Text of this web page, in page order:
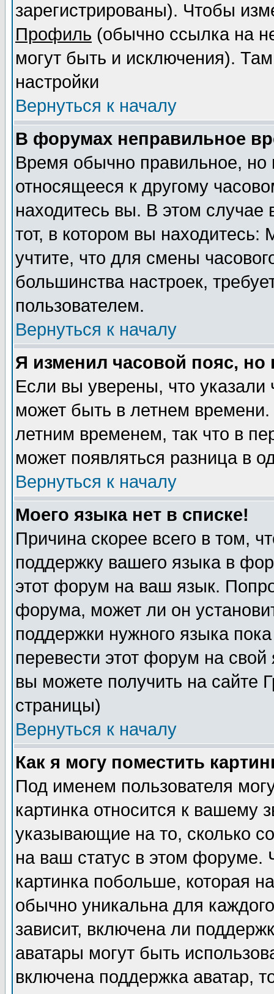
зарегистрированы). Чтобы
Профиль (обычно ссылка на
могут быть и исключения).
настройки
Вернуться к началу
В форумах неправильное
Время обычно правильное,
относящееся к другому
находитесь вы. В этом
тот, в котором вы
учтите, что для смены
большинства настроек,
пользователем.
Вернуться к началу
Я изменил часовой пояс,
Если вы уверены, что указали
может быть в летнем
летним временем, так что в
может появляться разница в
Вернуться к началу
Моего языка нет в списке!
Причина скорее всего в том,
поддержку вашего языка в
этот форум на ваш язык.
форума, может ли он
поддержки нужного языка
перевести этот форум на
вы можете получить на сайте
страницы)
Вернуться к началу
Как я могу поместить
Под именем пользователя
картинка относится к вашему
указывающие на то, сколько
на ваш статус в этом форуме.
картинка побольше, которая
обычно уникальна для
зависит, включена ли
аватары могут быть
включена поддержка аватар,